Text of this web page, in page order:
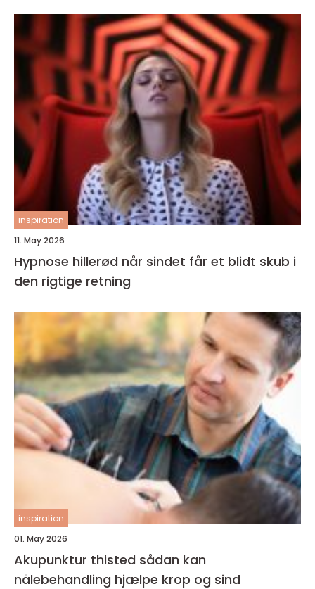
inspiration
11. May 2026
Hypnose hillerød når sindet får et blidt skub i
den rigtige retning
inspiration
01. May 2026
Akupunktur thisted sådan kan
nålebehandling hjælpe krop og sind